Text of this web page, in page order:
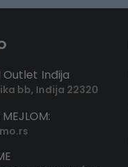
Outlet Inđija
bb, Inđija 22320